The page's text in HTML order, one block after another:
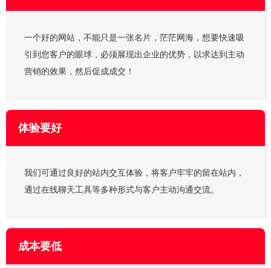
一个好的网站，不能只是一张名片，茫茫网海，想要快速吸
引到您客户的眼球，必须展现出企业的优势，以求达到主动
营销的效果，然后促成成交！
体验要好
我们可通过良好的站内交互体验，将客户牢牢的留在站内，
通过在线聊天工具等多种形式与客户主动沟通交流。
成本要低